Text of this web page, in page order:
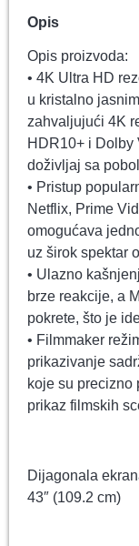
Opis
Opis proizvoda:
• 4K Ultra HD
u kristalno
zahvaljujući 4K
HDR10+ i Dolby
doživljaj sa
• Pristup
Netflix, Prime
omogućava
uz širok spektar
• Ulazno
brze reakcije, a
pokrete, što je
• Filmmaker
prikazivanje
koje su precizno
prikaz filmskih
Dijagonala
43″ (109.2 cm)